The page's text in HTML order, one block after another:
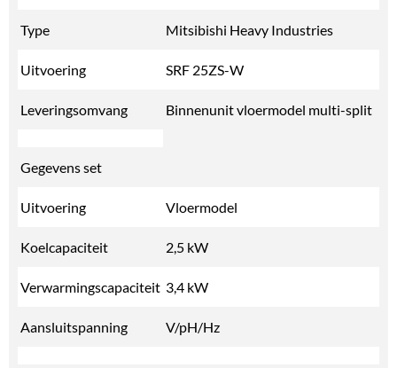
Type Mitsibishi Heavy Industries
Uitvoering SRF 25ZS-W
Leveringsomvang Binnenunit vloermodel multi-split
Gegevens set
Uitvoering Vloermodel
Koelcapaciteit 2,5 kW
Verwarmingscapaciteit 3,4 kW
Aansluitspanning V/pH/Hz